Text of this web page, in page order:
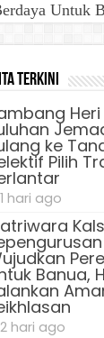
Untuk
Terkini
ke
Pilih
1 hari ago
Banua,
2 hari ago